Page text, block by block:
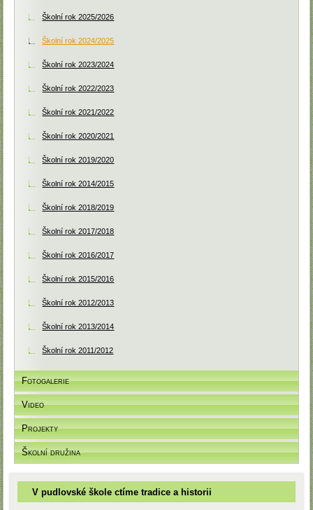
Školní rok 2025/2026
Školní rok 2024/2025
Školní rok 2023/2024
Školní rok 2022/2023
Školní rok 2021/2022
Školní rok 2020/2021
Školní rok 2019/2020
Školní rok 2014/2015
Školní rok 2018/2019
Školní rok 2017/2018
Školní rok 2016/2017
Školní rok 2015/2016
Školní rok 2012/2013
Školní rok 2013/2014
Školní rok 2011/2012
Fotogalerie
Video
Projekty
Školní družina
V pudlovské škole ctíme tradice a historii